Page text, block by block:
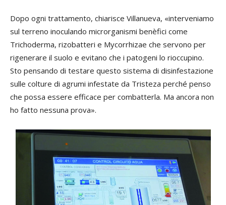
Dopo ogni trattamento, chiarisce Villanueva, «interveniamo
sul terreno inoculando microrganismi benèfici come
Trichoderma, rizobatteri e Mycorrhizae che servono per
rigenerare il suolo e evitano che i patogeni lo rioccupino.
Sto pensando di testare questo sistema di disinfestazione
sulle colture di agrumi infestate da Tristeza perché penso
che possa essere efficace per combatterla. Ma ancora non
ho fatto nessuna prova».